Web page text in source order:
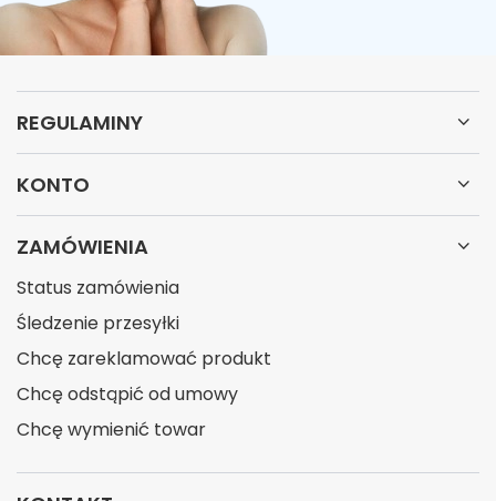
REGULAMINY
KONTO
ZAMÓWIENIA
Status zamówienia
Śledzenie przesyłki
Chcę zareklamować produkt
Chcę odstąpić od umowy
Chcę wymienić towar